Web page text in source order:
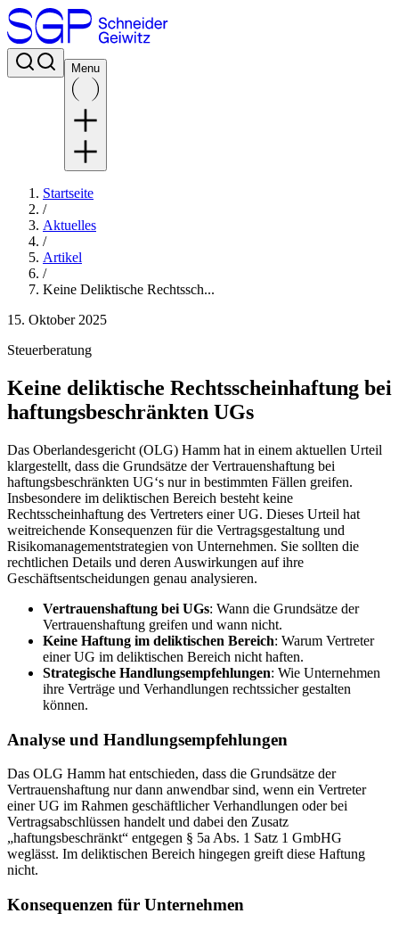
Menu
Startseite
/
Aktuelles
/
Artikel
/
Keine Deliktische Rechtssch...
15. Oktober 2025
Steuerberatung
Keine deliktische Rechtsscheinhaftung bei
haftungsbeschränkten UGs
Das Oberlandesgericht (OLG) Hamm hat in einem aktuellen Urteil
klargestellt, dass die Grundsätze der Vertrauenshaftung bei
haftungsbeschränkten UG‘s nur in bestimmten Fällen greifen.
Insbesondere im deliktischen Bereich besteht keine
Rechtsscheinhaftung des Vertreters einer UG. Dieses Urteil hat
weitreichende Konsequenzen für die Vertragsgestaltung und
Risikomanagementstrategien von Unternehmen. Sie sollten die
rechtlichen Details und deren Auswirkungen auf ihre
Geschäftsentscheidungen genau analysieren.
Vertrauenshaftung bei UGs: Wann die Grundsätze der
Vertrauenshaftung greifen und wann nicht.
Keine Haftung im deliktischen Bereich: Warum Vertreter
einer UG im deliktischen Bereich nicht haften.
Strategische Handlungsempfehlungen: Wie Unternehmen
ihre Verträge und Verhandlungen rechtssicher gestalten
können.
Analyse und Handlungsempfehlungen
Das OLG Hamm hat entschieden, dass die Grundsätze der
Vertrauenshaftung nur dann anwendbar sind, wenn ein Vertreter
einer UG im Rahmen geschäftlicher Verhandlungen oder bei
Vertragsabschlüssen handelt und dabei den Zusatz
„haftungsbeschränkt“ entgegen § 5a Abs. 1 Satz 1 GmbHG
weglässt. Im deliktischen Bereich hingegen greift diese Haftung
nicht.
Konsequenzen für Unternehmen